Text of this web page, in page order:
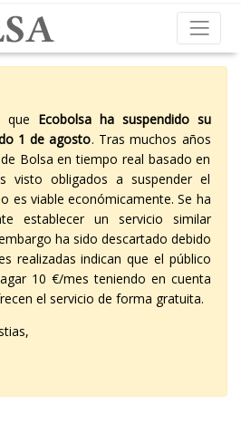
que Ecobolsa ha suspendido su
1 de agosto. Tras muchos años
Bolsa en tiempo real basado en
visto obligados a suspender el
es viable económicamente. Se ha
establecer un servicio similar
ha sido descartado debido
realizadas indican que el público
10 €/mes teniendo en cuenta
el servicio de forma gratuita.